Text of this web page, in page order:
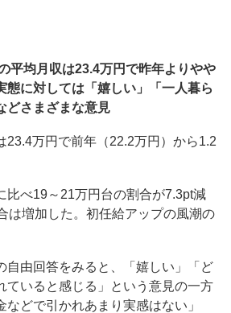
平均月収は23.4万円で昨年よりやや
態に対しては「嬉しい」「一人暮ら
どさまざまな意見
23.4万円で前年（22.2万円）から1.2
比べ19～21万円台の割合が7.3pt減
は増加した。初任給アップの風潮の
自由回答をみると、「嬉しい」「ど
ていると感じる」という意見の一方
どで引かれあまり実感はない」